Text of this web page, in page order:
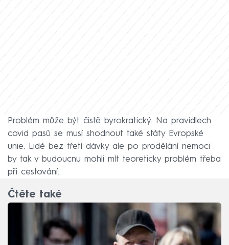
Problém může být čistě byrokratický. Na pravidlech
covid pasů se musí shodnout také státy Evropské
unie. Lidé bez třetí dávky ale po prodělání nemoci
by tak v budoucnu mohli mít teoreticky problém třeba
při cestování.
Čtěte také